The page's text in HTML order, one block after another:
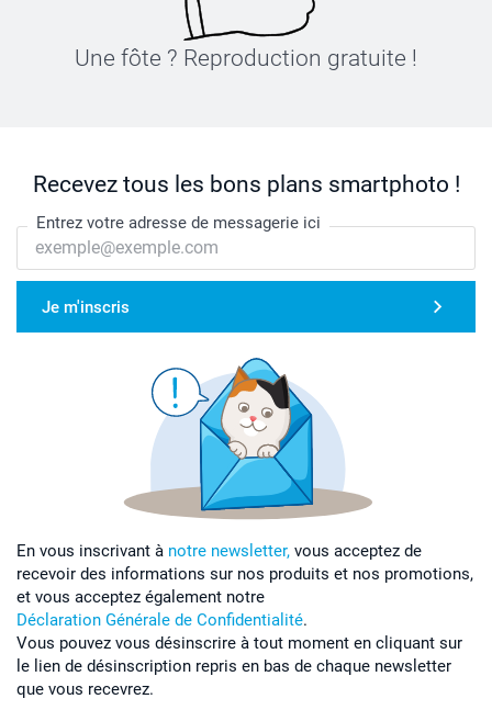
Une fôte ? Reproduction gratuite !
Recevez tous les bons plans smartphoto !
Entrez votre adresse de messagerie ici
Je m'inscris
En vous inscrivant à notre newsletter, vous acceptez de
recevoir des informations sur nos produits et nos promotions,
et vous acceptez également notre
Déclaration Générale de Confidentialité.
Vous pouvez vous désinscrire à tout moment en cliquant sur
le lien de désinscription repris en bas de chaque newsletter
que vous recevrez.